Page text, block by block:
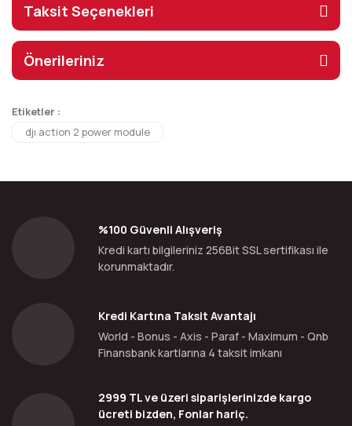
Taksit Seçenekleri
Önerileriniz
Etiketler :
djı action 2 power module
%100 Güvenli Alışveriş
Kredi kartı bilgileriniz 256Bit SSL sertifikası ile
korunmaktadır.
Kredi Kartına Taksit Avantajı
World - Bonus - Axis - Paraf - Maximum - Qnb
Finansbank kartlarına 4 taksit imkanı
2999 TL ve üzeri siparişlerinizde kargo
ücreti bizden, Fonlar hariç.